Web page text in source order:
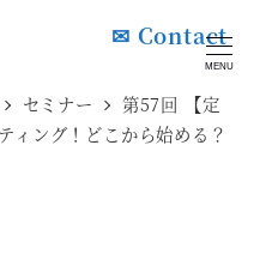
MENU
✉ Contact
セミナー
第57回 【定
ィング！どこから始める？